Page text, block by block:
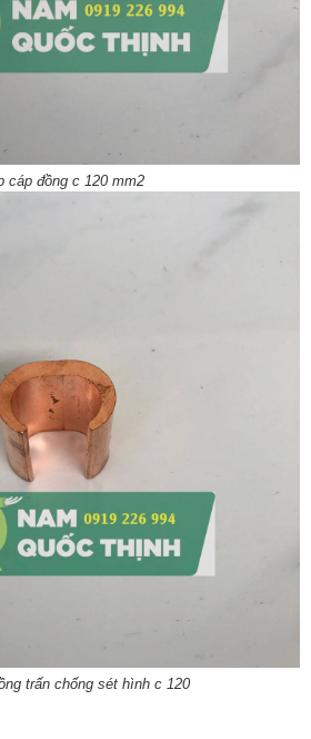
cáp đồng c 120 mm2
trấn chống sét hình c 120